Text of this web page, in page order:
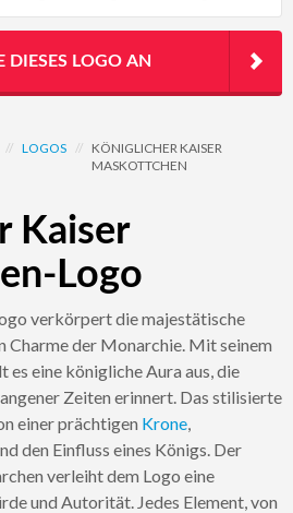
// LOGOS //
KÖNIGLICHER KAISER
MASKOTTCHEN
Kaiser
Logo
verkörpert die majestätische
Charme der Monarchie. Mit seinem
es eine königliche Aura aus, die
Zeiten erinnert. Das stilisierte
einer prächtigen Krone,
den Einfluss eines Königs. Der
verleiht dem Logo eine
und Autorität. Jedes Element, von
DIESES LOGO AN